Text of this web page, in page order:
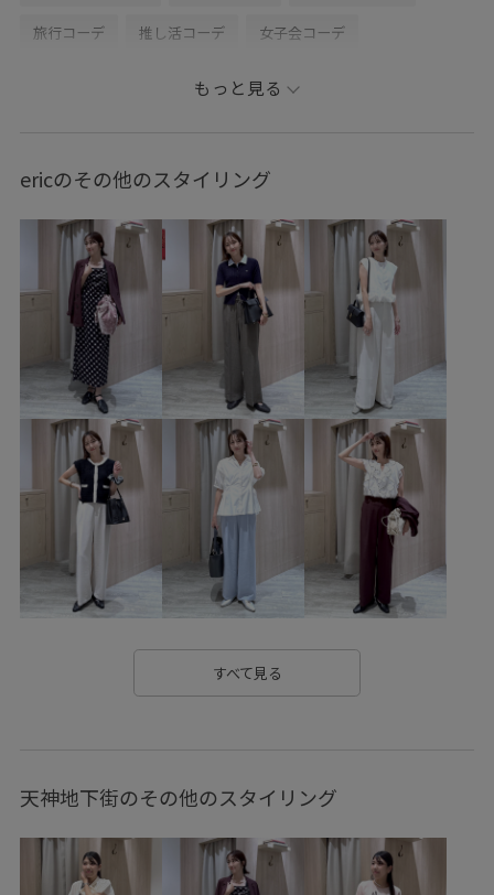
旅行コーデ 推し活コーデ 女子会コーデ
パンツスタイル
ブルべ夏 乾燥 高身長 トップス
ハンドバッグ BVK76100 BVM36200 BVS36100
BVX36050 1枚でも着れる 26officecasual
26SSceremony 2WAYで使える BVX36050_BVX44050
Exclusive_GW Ssize_akisuda Tシャツ vadle
vispolo26vol6 VIS_2026SS_POLO VIS_2026SS_POLO2
vis_26ssbag vis_26ss_summertops
VIS_ceremony_2026 vis_junetops vis_okazakisae_june
vis_okazakisae_may vis_pickuppants VIS_smallsize
Web限定カラー Wouterwear Wpickup_items
みんながチェックしているアイテム_pickup
ウエストタック オフィス オフィスカジュアル
カジュアル カットソー素材
もっと見る
ericのその他のスタイリング
すべて見る
天神地下街のその他のスタイリング